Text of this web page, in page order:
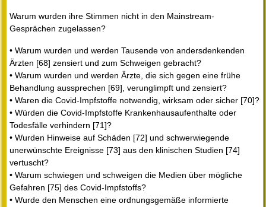
Warum wurden ihre Stimmen nicht in den Mainstream-
Gesprächen zugelassen?
• Warum wurden und werden Tausende von andersdenkenden
Ärzten [68] zensiert und zum Schweigen gebracht?
• Warum wurden und werden Ärzte, die sich gegen eine frühe
Behandlung aussprechen [69], verunglimpft und zensiert?
• Waren die Covid-Impfstoffe notwendig, wirksam oder sicher [70]?
• Würden die Covid-Impfstoffe Krankenhausaufenthalte oder
Todesfälle verhindern [71]?
• Wurden Hinweise auf Schäden [72] und schwerwiegende
unerwünschte Ereignisse [73] aus den klinischen Studien [74]
vertuscht?
• Warum schwiegen und schweigen die Medien über mögliche
Gefahren [75] des Covid-Impfstoffs?
• Wurde den Menschen eine ordnungsgemäße informierte